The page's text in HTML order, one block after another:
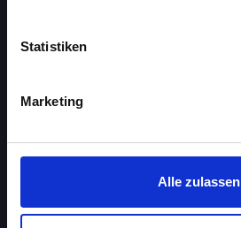
Statistiken
Marketing
Alle zulassen
DRESDEN
ERFURT
FREIBURG IM BREISGAU
HAMBURG